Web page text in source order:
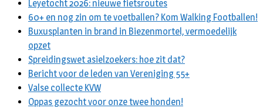
Leyetocht 2026: nieuwe fietsroutes
60+ en nog zin om te voetballen? Kom Walking Footballen!
Buxusplanten in brand in Biezenmortel, vermoedelijk
opzet
Spreidingswet asielzoekers: hoe zit dat?
Bericht voor de leden van Vereniging 55+
Valse collecte KVW
Oppas gezocht voor onze twee honden!